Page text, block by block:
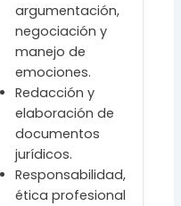
argumentación,
negociación y
manejo de
emociones.
Redacción y
elaboración de
documentos
jurídicos.
Responsabilidad,
ética profesional